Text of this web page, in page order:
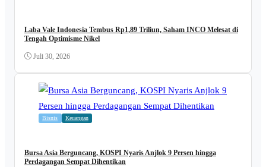
Laba Vale Indonesia Tembus Rp1,89 Triliun, Saham INCO Melesat di
Tengah Optimisme Nikel
Juli 30, 2026
Bisnis Keuangan
Bursa Asia Berguncang, KOSPI Nyaris Anjlok 9 Persen hingga
Perdagangan Sempat Dihentikan